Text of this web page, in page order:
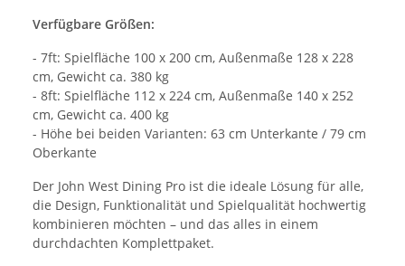
Verfügbare Größen:
- 7ft: Spielfläche 100 x 200 cm, Außenmaße 128 x 228
cm, Gewicht ca. 380 kg
- 8ft: Spielfläche 112 x 224 cm, Außenmaße 140 x 252
cm, Gewicht ca. 400 kg
- Höhe bei beiden Varianten: 63 cm Unterkante / 79 cm
Oberkante
Der John West Dining Pro ist die ideale Lösung für alle,
die Design, Funktionalität und Spielqualität hochwertig
kombinieren möchten – und das alles in einem
durchdachten Komplettpaket.